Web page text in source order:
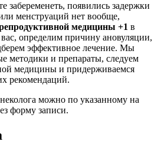
забеременеть, появились задержки
менструаций нет вообще,
медицины +1 в
определим причину ановуляции,
эффективное лечение. Мы
методики и препараты, следуем
медицины и придерживаемся
рекомендаций.
можно по указанному на
форму записи.